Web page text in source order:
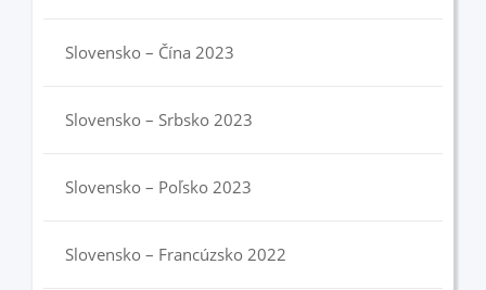
Slovensko – Čína 2023
Slovensko – Srbsko 2023
Slovensko – Poľsko 2023
Slovensko – Francúzsko 2022